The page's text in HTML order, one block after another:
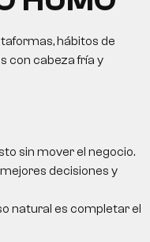
hábitos de
con cabeza fría y
sin mover el negocio.
decisiones y
natural es completar el